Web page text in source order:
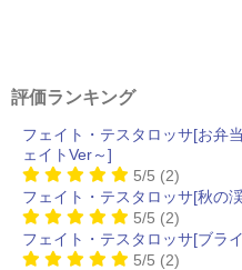
評価ランキング
フェイト・テスタロッサ[お弁
ェイトVer～]
5/5 (2)
フェイト・テスタロッサ[秋の
5/5 (2)
フェイト・テスタロッサ[ブラ
5/5 (2)